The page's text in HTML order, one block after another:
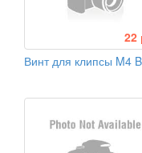
22
Винт для клипсы M4